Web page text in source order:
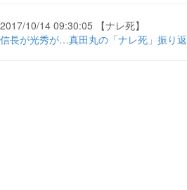
2017/10/14 09:30:05 【ナレ死】
信長が光秀が…真田丸の「ナレ死」振り